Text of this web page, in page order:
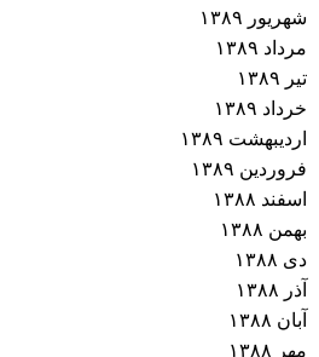
شهریور ۱۳۸۹
مرداد ۱۳۸۹
تیر ۱۳۸۹
خرداد ۱۳۸۹
اردیبهشت ۱۳۸۹
فروردین ۱۳۸۹
اسفند ۱۳۸۸
بهمن ۱۳۸۸
دی ۱۳۸۸
آذر ۱۳۸۸
آبان ۱۳۸۸
مهر ۱۳۸۸